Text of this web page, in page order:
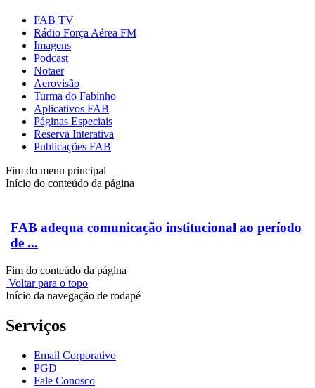
FAB TV
Rádio Força Aérea FM
Imagens
Podcast
Notaer
Aerovisão
Turma do Fabinho
Aplicativos FAB
Páginas Especiais
Reserva Interativa
Publicações FAB
Fim do menu principal
Início do conteúdo da página
FAB adequa comunicação institucional ao período
de ...
Fim do conteúdo da página
Voltar para o topo
Início da navegação de rodapé
Serviços
Email Corporativo
PGD
Fale Conosco